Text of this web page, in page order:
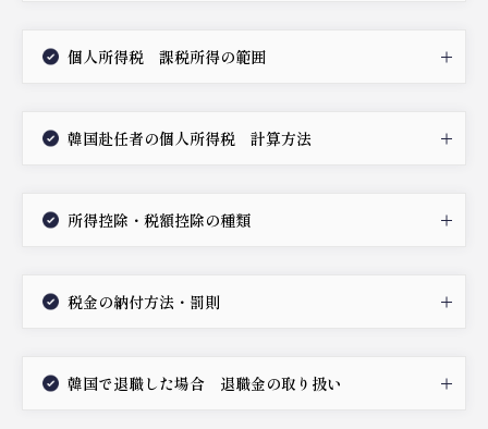
個人所得税 課税所得の範囲
韓国赴任者の個人所得税 計算方法
所得控除・税額控除の種類
税金の納付方法・罰則
韓国で退職した場合 退職金の取り扱い